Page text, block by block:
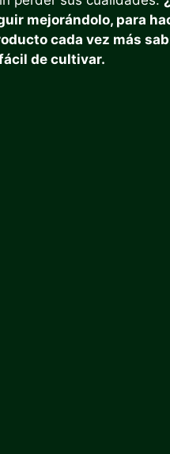
mejorándolo, para
cada vez más
de cultivar.